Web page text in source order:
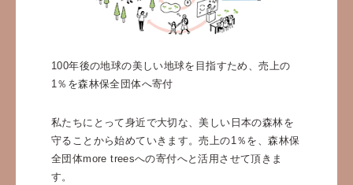
100年後の地球の美しい地球を目指すため、売上の
1％を森林保全団体へ寄付
私たちにとって身近で大切な、美しい日本の森林を
守ることから始めていきます。売上の1％を、森林保
全団体more treesへの寄付へと活用させて頂きま
す。